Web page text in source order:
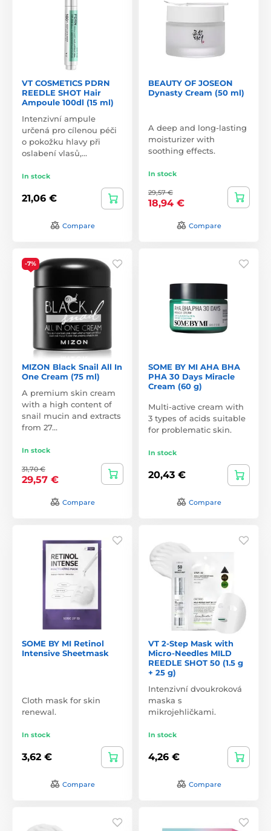
VT COSMETICS PDRN
REEDLE SHOT Hair
Ampoule 100dl (15 ml)
Intenzivní ampule
určená pro cílenou péči
o pokožku hlavy při
oslabení vlasů,…
In stock
21,06 €
Compare
BEAUTY OF JOSEON
Dynasty Cream (50 ml)
A deep and long-lasting
moisturizer with
soothing effects.
In stock
29,57 €
18,94 €
Compare
-7%
MIZON Black Snail All In
One Cream (75 ml)
A premium skin cream
with a high content of
snail mucin and extracts
from 27…
In stock
31,70 €
29,57 €
Compare
SOME BY MI AHA BHA
PHA 30 Days Miracle
Cream (60 g)
Multi-active cream with
3 types of acids suitable
for problematic skin.
In stock
20,43 €
Compare
SOME BY MI Retinol
Intensive Sheetmask
Cloth mask for skin
renewal.
In stock
3,62 €
Compare
VT 2-Step Mask with
Micro-Needles MILD
REEDLE SHOT 50 (1.5 g
+ 25 g)
Intenzivní dvoukroková
maska s
mikrojehličkami.
In stock
4,26 €
Compare